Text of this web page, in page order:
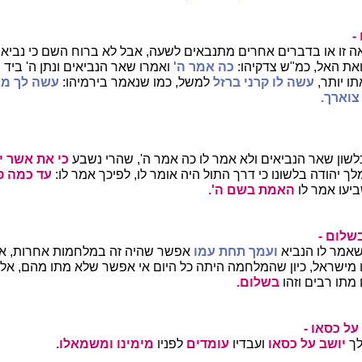
-
זו או בדברים אחרים מתנבאים לשעה, אבל לא ברוח השם כי
האל, כמ"ש צדקיהו: כה אמר ה' ואמרו שאר הנביאים ונתן ה'
יותר, עשה לו קרני ברזל למשל, כמו שנאמר בירמיהו: עשה לך
שאר הנביאים ולא אמר לו כה אמר ה', שהרי נשבע כי את אשר
יהודה בלשונו כי דרך התול היה אומר לו, לפיכך אמר לו: עד כמה
אמר לו האמת בשם ה'.
-
לו הנביא ועמך תחת עמו אפשר שהיה זה במלחמות אחרות,
מישראל, כיון שהמלחמה היתה כל היום אי אפשר שלא מתו מהם,
רבים וזהו בשלום.
על כסאו -
יושב על כסאו ועבדיו עומדים לפניו מימינו ומשמאלו.